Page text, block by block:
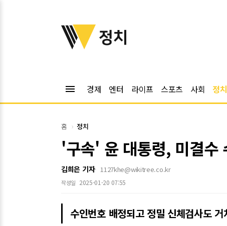
위키트리
정치
menu 경제 엔터 라이프 스포츠 사회 정치
홈 정치
'구속' 윤 대통령, 미결수
김희은 기자 1127khe@wikitree.co.kr
작성일 2025-01-20 07:55
수인번호 배정되고 정밀 신체검사도 거